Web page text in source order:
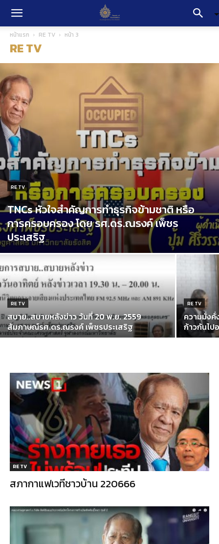
หน้าแรก RE TV หน้า 3
RE TV
RE TV
TNCs หัวใจสำคัญการทำธุรกิจข้ามชาติ หรือ
การครอบครอง โดย รศ.ดร.ณรงค์ เพ็ชร
ประเสริฐ
RE TV
สบาย..สบายหลังข่าว วันที่ 20 พ.ย. 2559
สัมภาษณ์รศ.ดร.ณรงค์ เพ็ชรประเสริฐ
RE TV
ความมั่งคั่
ก้าวกันไป
RE TV
สภากาแฟเวทีชาวบ้าน 220666